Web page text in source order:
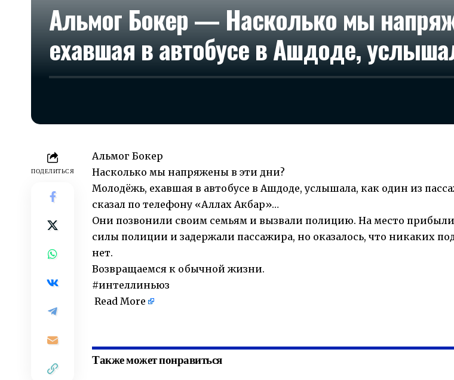
Альмог Бокер — Насколько мы
ехавшая в автобусе в Ашдоде,
ПОДЕЛИТЬСЯ
Альмог Бокер
Насколько мы напряжены в эти дни?
Молодёжь, ехавшая в автобусе в Ашдоде, услышала, как один из
сказал по телефону «Аллах Акбар»…
Они позвонили своим семьям и вызвали полицию. На место
силы полиции и задержали пассажира, но оказалось, что никаких
нет.
Возвращаемся к обычной жизни.
#интеллиньюз
Read More
Также может понравиться